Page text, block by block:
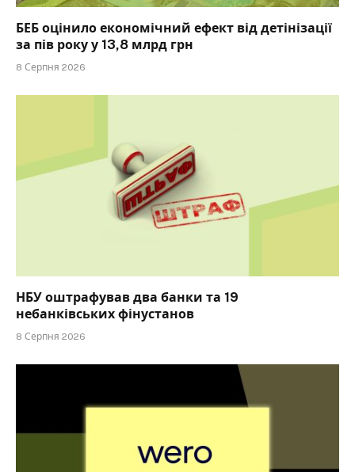
БЕБ оцінило економічний ефект від детінізації
за пів року у 13,8 млрд грн
8 Серпня 2026
НБУ оштрафував два банки та 19
небанківських фінустанов
8 Серпня 2026